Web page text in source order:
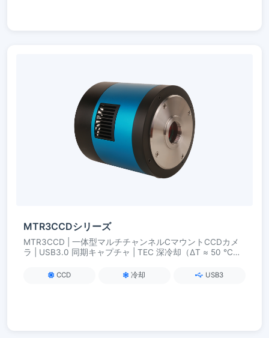
MTR3CCDシリーズ
MTR3CCD | 一体型マルチチャンネルCマウントCCDカメ
ラ | USB3.0 同期キャプチャ | TEC 深冷却（ΔT ≈ 50 °C）
CCD 冷却 USB3